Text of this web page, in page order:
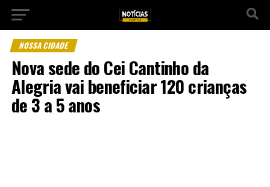
NOSSA CIDADE
Nova sede do Cei Cantinho da
Alegria vai beneficiar 120 crianças
de 3 a 5 anos